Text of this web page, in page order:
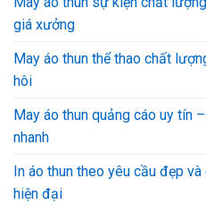
giá xưởng
May áo thun thể thao chất
hôi
May áo thun quảng cáo uy tín
nhanh
In áo thun theo yêu cầu đẹp
hiện đại